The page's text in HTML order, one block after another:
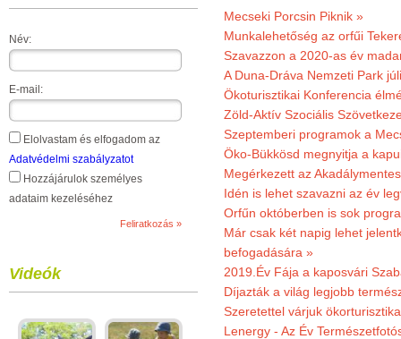
Név:
E-mail:
Elolvastam és elfogadom az
Adatvédelmi szabályzatot
Hozzájárulok személyes
adataim kezeléséhez
Videók
Mecseki Porcsin Piknik »
Munkalehetőség az orfűi
Szavazzon a 2020-as év
A Duna-Dráva Nemzeti Park
Ökoturisztikai Konferencia
Zöld-Aktív Szociális
Szeptemberi programok a
Öko-Bükkösd megnyitja a
Megérkezett az
Idén is lehet szavazni az év
Orfűn októberben is sok
Már csak két napig lehet
befogadására »
2019.Év Fája a kaposvári
Díjazták a világ legjobb
Szeretettel várjuk
Lenergy - Az Év